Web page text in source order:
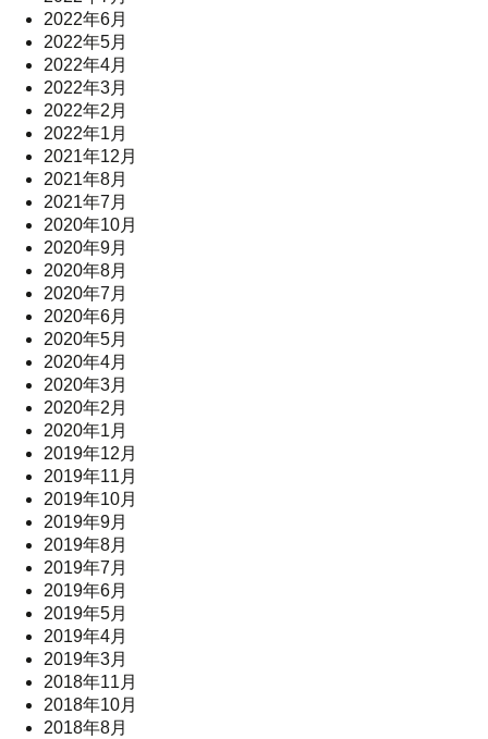
2022年6月
2022年5月
2022年4月
2022年3月
2022年2月
2022年1月
2021年12月
2021年8月
2021年7月
2020年10月
2020年9月
2020年8月
2020年7月
2020年6月
2020年5月
2020年4月
2020年3月
2020年2月
2020年1月
2019年12月
2019年11月
2019年10月
2019年9月
2019年8月
2019年7月
2019年6月
2019年5月
2019年4月
2019年3月
2018年11月
2018年10月
2018年8月